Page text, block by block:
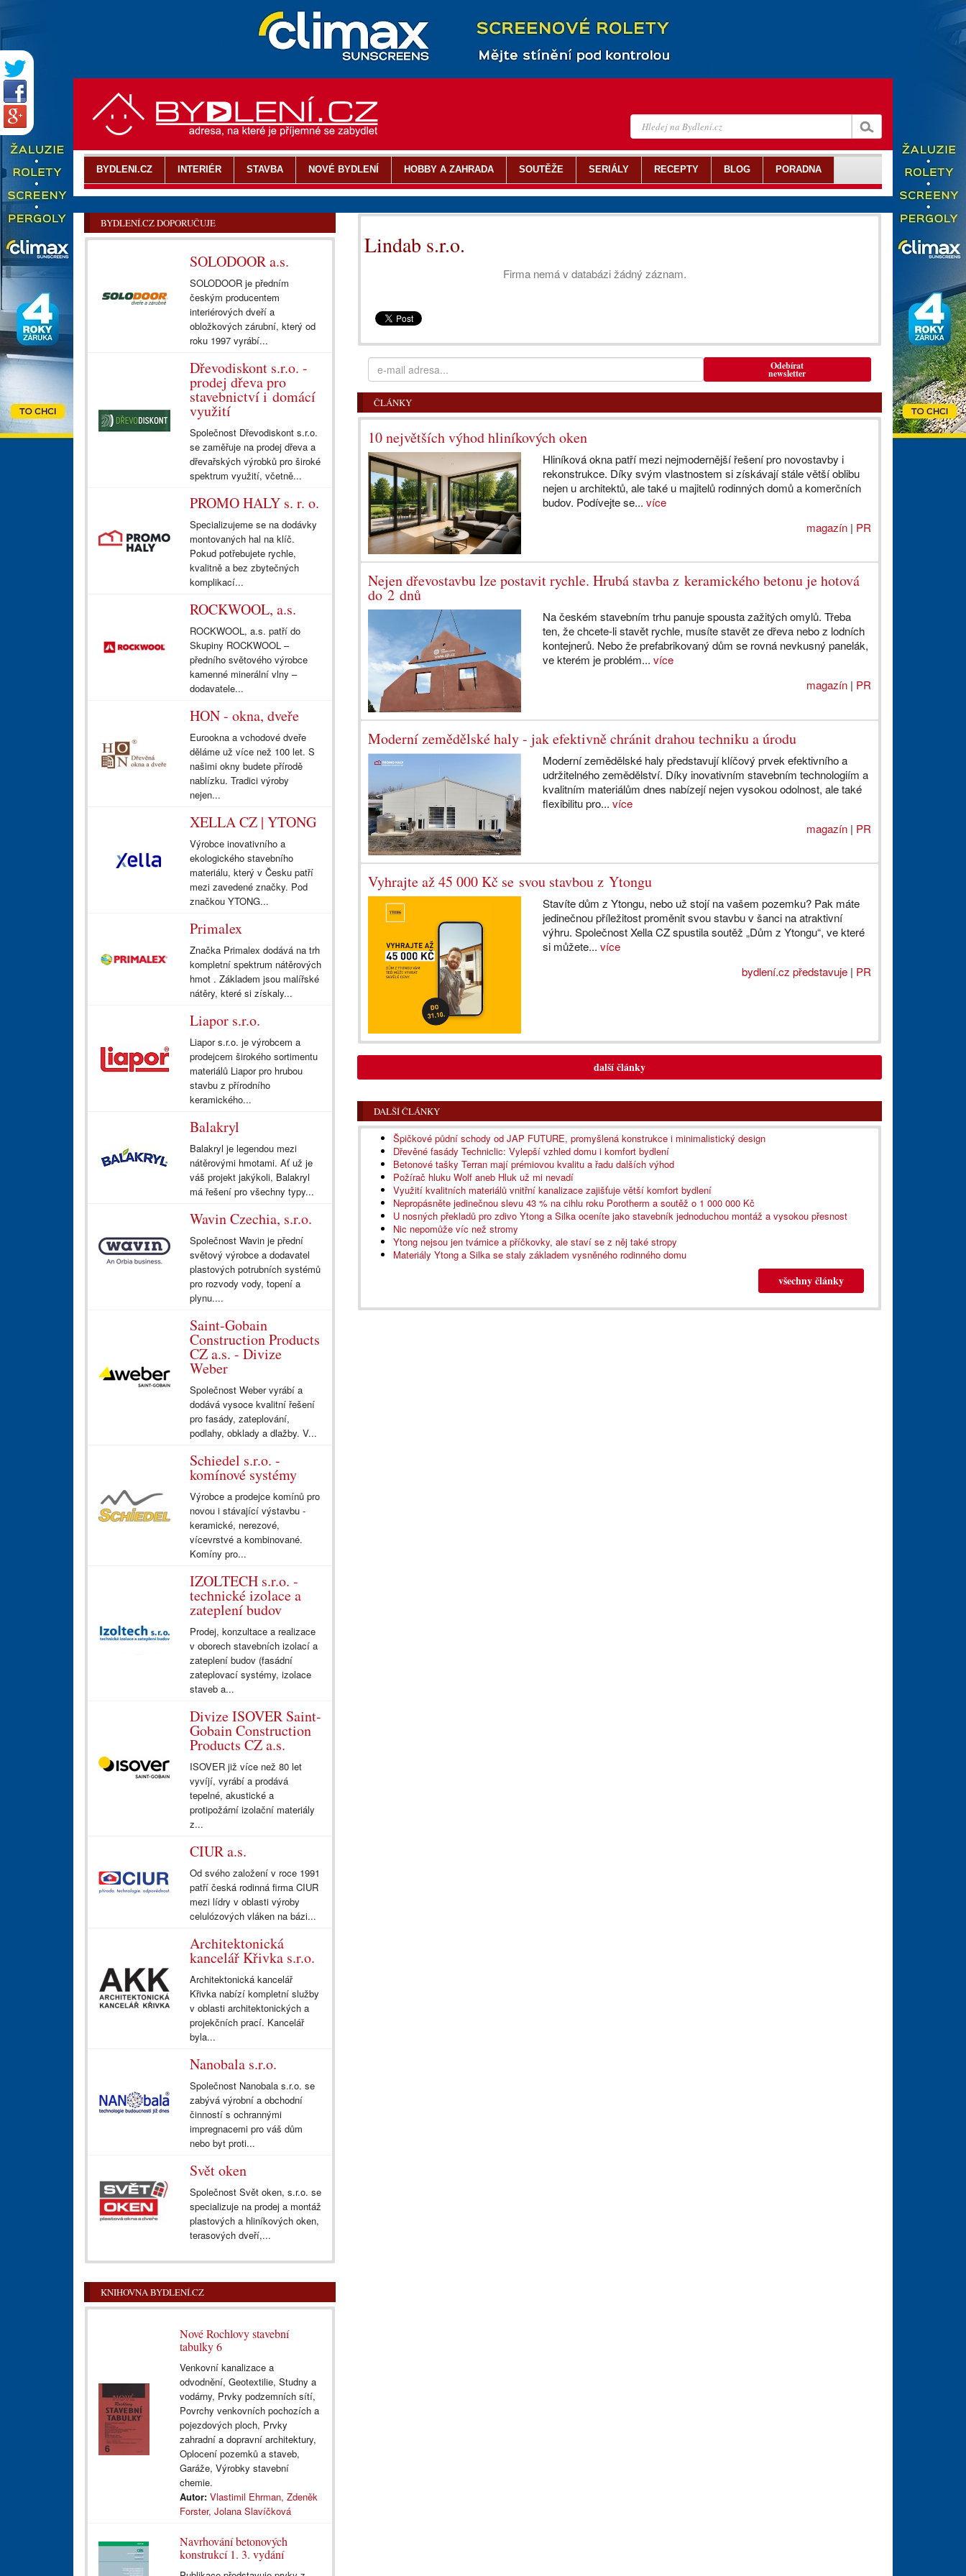
Lindab s.r.o.
Firma nemá v databázi žádný záznam.
Odebírat
newsletter
ČLÁNKY
10 největších výhod hliníkových oken
Hliníková okna patří mezi nejmodernější řešení pro novostavby i
rekonstrukce. Díky svým vlastnostem si získávají stále větší oblibu
nejen u architektů, ale také u majitelů rodinných domů a komerčních
budov. Podívejte se...více
magazín| PR
Nejen dřevostavbu lze postavit rychle. Hrubá stavba z keramického betonu je hotová
do 2 dnů
Na českém stavebním trhu panuje spousta zažitých omylů. Třeba
ten, že chcete-li stavět rychle, musíte stavět ze dřeva nebo z lodních
kontejnerů. Nebo že prefabrikovaný dům se rovná nevkusný panelák,
ve kterém je problém...více
magazín| PR
Moderní zemědělské haly - jak efektivně chránit drahou techniku a úrodu
Moderní zemědělské haly představují klíčový prvek efektivního a
udržitelného zemědělství. Díky inovativním stavebním technologiím a
kvalitním materiálům dnes nabízejí nejen vysokou odolnost, ale také
flexibilitu pro...více
magazín| PR
Vyhrajte až 45 000 Kč se svou stavbou z Ytongu
Stavíte dům z Ytongu, nebo už stojí na vašem pozemku? Pak máte
jedinečnou příležitost proměnit svou stavbu v šanci na atraktivní
výhru. Společnost Xella CZ spustila soutěž „Dům z Ytongu“, ve které
si můžete...více
bydlení.cz představuje| PR
další články
DALŠÍ ČLÁNKY
Špičkové půdní schody od JAP FUTURE, promyšlená konstrukce i minimalistický design
Dřevěné fasády Techniclic: Vylepší vzhled domu i komfort bydlení
Betonové tašky Terran mají prémiovou kvalitu a řadu dalších výhod
Požírač hluku Wolf aneb Hluk už mi nevadí
Využití kvalitních materiálů vnitřní kanalizace zajišťuje větší komfort bydlení
Nepropásněte jedinečnou slevu 43 % na cihlu roku Porotherm a soutěž o 1 000 000 Kč
U nosných překladů pro zdivo Ytong a Silka oceníte jako stavebník jednoduchou montáž a vysokou přesnost
Nic nepomůže víc než stromy
Ytong nejsou jen tvárnice a příčkovky, ale staví se z něj také stropy
Materiály Ytong a Silka se staly základem vysněného rodinného domu
všechny články
BYDLENÍ.CZ DOPORUČUJE
SOLODOOR a.s.
SOLODOOR je předním
českým producentem
interiérových dveří a
obložkových zárubní, který od
roku 1997 vyrábí...
Dřevodiskont s.r.o. -
prodej dřeva pro
stavebnictví i domácí
využití
Společnost Dřevodiskont s.r.o.
se zaměřuje na prodej dřeva a
dřevařských výrobků pro široké
spektrum využití, včetně...
PROMO HALY s. r. o.
Specializujeme se na dodávky
montovaných hal na klíč.
Pokud potřebujete rychle,
kvalitně a bez zbytečných
komplikací...
ROCKWOOL, a.s.
ROCKWOOL, a.s. patří do
Skupiny ROCKWOOL –
předního světového výrobce
kamenné minerální vlny –
dodavatele...
HON - okna, dveře
Eurookna a vchodové dveře
děláme už více než 100 let. S
našimi okny budete přírodě
nablízku. Tradici výroby
nejen...
XELLA CZ | YTONG
Výrobce inovativního a
ekologického stavebního
materiálu, který v Česku patří
mezi zavedené značky. Pod
značkou YTONG...
Primalex
Značka Primalex dodává na trh
kompletní spektrum nátěrových
hmot . Základem jsou malířské
nátěry, které si získaly...
Liapor s.r.o.
Liapor s.r.o. je výrobcem a
prodejcem širokého sortimentu
materiálů Liapor pro hrubou
stavbu z přírodního
keramického...
Balakryl
Balakryl je legendou mezi
nátěrovými hmotami. Ať už je
váš projekt jakýkoli, Balakryl
má řešení pro všechny typy...
Wavin Czechia, s.r.o.
Společnost Wavin je přední
světový výrobce a dodavatel
plastových potrubních systémů
pro rozvody vody, topení a
plynu....
Saint-Gobain
Construction Products
CZ a.s. - Divize
Weber
Společnost Weber vyrábí a
dodává vysoce kvalitní řešení
pro fasády, zateplování,
podlahy, obklady a dlažby. V...
Schiedel s.r.o. -
komínové systémy
Výrobce a prodejce komínů pro
novou i stávající výstavbu -
keramické, nerezové,
vícevrstvé a kombinované.
Komíny pro...
IZOLTECH s.r.o. -
technické izolace a
zateplení budov
Prodej, konzultace a realizace
v oborech stavebních izolací a
zateplení budov (fasádní
zateplovací systémy, izolace
staveb a...
Divize ISOVER Saint-
Gobain Construction
Products CZ a.s.
ISOVER již více než 80 let
vyvíjí, vyrábí a prodává
tepelné, akustické a
protipožární izolační materiály
z...
CIUR a.s.
Od svého založení v roce 1991
patří česká rodinná firma CIUR
mezi lídry v oblasti výroby
celulózových vláken na bázi...
Architektonická
kancelář Křivka s.r.o.
Architektonická kancelář
Křivka nabízí kompletní služby
v oblasti architektonických a
projekčních prací. Kancelář
byla...
Nanobala s.r.o.
Společnost Nanobala s.r.o. se
zabývá výrobní a obchodní
činností s ochrannými
impregnacemi pro váš dům
nebo byt proti...
Svět oken
Společnost Svět oken, s.r.o. se
specializuje na prodej a montáž
plastových a hliníkových oken,
terasových dveří,...
KNIHOVNA BYDLENÍ.CZ
Nové Rochlovy stavební
tabulky 6
Venkovní kanalizace a
odvodnění, Geotextilie, Studny a
vodárny, Prvky podzemních sítí,
Povrchy venkovních pochozích a
pojezdových ploch, Prvky
zahradní a dopravní architektury,
Oplocení pozemků a staveb,
Garáže, Výrobky stavební
chemie.
Autor:Vlastimil Ehrman, Zdeněk
Forster, Jolana Slavíčková
Navrhování betonových
konstrukcí 1. 3. vydání
BYDLENI.CZ INTERIÉR STAVBA NOVÉ BYDLENÍ HOBBY A ZAHRADA SOUTĚŽE SERIÁLY RECEPTY BLOG PORADNA